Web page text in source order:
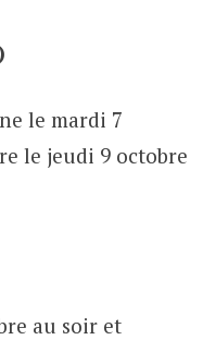
le mardi 7
le jeudi 9 octobre
au soir et